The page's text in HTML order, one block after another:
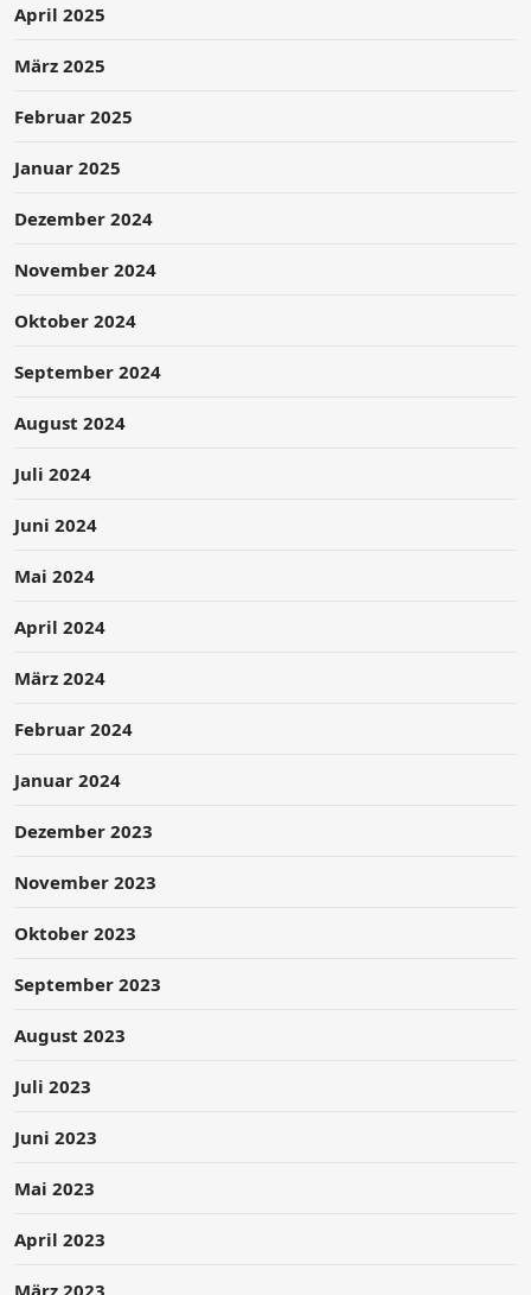
April 2025
März 2025
Februar 2025
Januar 2025
Dezember 2024
November 2024
Oktober 2024
September 2024
August 2024
Juli 2024
Juni 2024
Mai 2024
April 2024
März 2024
Februar 2024
Januar 2024
Dezember 2023
November 2023
Oktober 2023
September 2023
August 2023
Juli 2023
Juni 2023
Mai 2023
April 2023
März 2023